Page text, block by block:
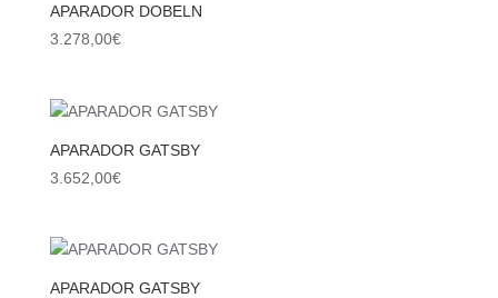
APARADOR DOBELN
3.278,00€
APARADOR GATSBY
3.652,00€
APARADOR GATSBY